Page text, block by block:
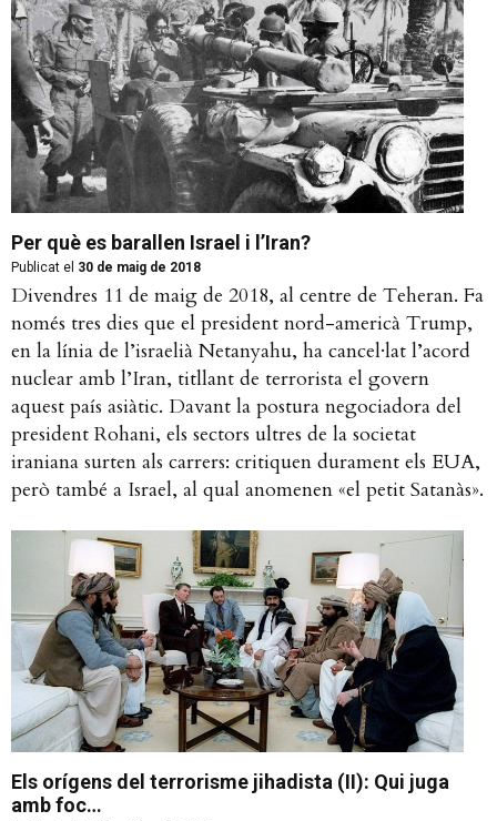
Per què es barallen Israel i l’Iran?
Publicat el 30 de maig de 2018
Divendres 11 de maig de 2018, al centre de Teheran. Fa
només tres dies que el president nord-americà Trump,
en la línia de l’israelià Netanyahu, ha cancel·lat l’acord
nuclear amb l’Iran, titllant de terrorista el govern
aquest país asiàtic. Davant la postura negociadora del
president Rohani, els sectors ultres de la societat
iraniana surten als carrers: critiquen durament els EUA,
però també a Israel, al qual anomenen «el petit Satanàs».
Els orígens del terrorisme jihadista (II): Qui juga
amb foc…